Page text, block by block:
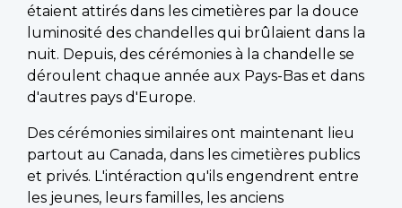
étaient attirés dans les cimetières par la douce
luminosité des chandelles qui brûlaient dans la
nuit. Depuis, des cérémonies à la chandelle se
déroulent chaque année aux Pays-Bas et dans
d'autres pays d'Europe.
Des cérémonies similaires ont maintenant lieu
partout au Canada, dans les cimetières publics
et privés. L'intéraction qu'ils engendrent entre
les jeunes, leurs familles, les anciens